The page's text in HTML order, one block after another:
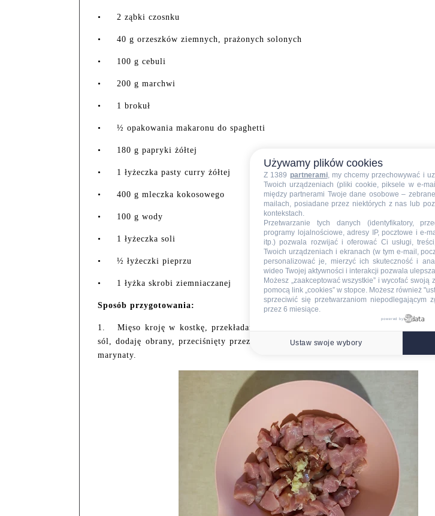
• 2 ząbki czosnku
• 40 g orzeszków ziemnych, prażonych solonych
• 100 g cebuli
• 200 g marchwi
• 1 brokuł
• ½ opakowania makaronu do spaghetti
• 180 g papryki żółtej
• 1 łyżeczka pasty curry żółtej
• 400 g mleczka kokosowego
• 100 g wody
• 1 łyżeczka soli
• ½ łyżeczki pieprzu
• 1 łyżka skrobi ziemniaczanej
Sposób przygotowania:
1.
Mięso kroję w kostkę, przekładam do miski, wlewam sos sojowy, 10 g oliwy
sól, dodaję obrany, przeciśnięty przez praskę czosnek, mieszam dokładnie i
marynaty.
Używamy plików cookies
Z 1389 partnerami, my chcemy przechowywać i
Twoich urządzeniach (pliki cookie, piksele w e-
między partnerami Twoje dane osobowe –
mailach, posiadane przez niektórych z nas lub
kontekstach.
Przetwarzanie tych danych (identyfikatory,
programy lojalnościowe, adresy IP, pocztowe i e-
itp.) pozwala rozwijać i oferować Ci usługi,
Twoich urządzeniach i ekranach (w tym e-mail,
personalizować je, mierzyć ich skuteczność i
wideo Twojej aktywności i interakcji pozwala
Możesz „zaakceptować wszystkie” i wycofać
pomocą link „cookies” w stopce. Możesz również
sprzeciwić się przetwarzaniom niepodlegającym
przez 6 miesiące.
powered by
Ustaw swoje wybory